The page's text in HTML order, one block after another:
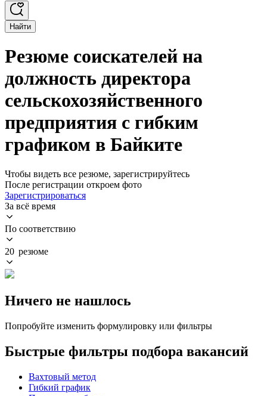
Найти
Резюме соискателей на
должность директора
сельскохозяйственного
предприятия с гибким
графиком в Байките
Чтобы видеть все резюме, зарегистрируйтесь
После регистрации откроем фото
Зарегистрироваться
За всё время
По соответствию
20 резюме
Ничего не нашлось
Попробуйте изменить формулировку или фильтры
Быстрые фильтры подбора вакансий
Вахтовый метод
Гибкий график